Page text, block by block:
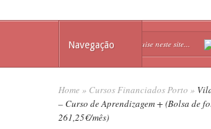
Navegação
Home » Cursos Financiados Porto »
– Curso de Aprendizagem + (Bolsa de
261,25€/mês)